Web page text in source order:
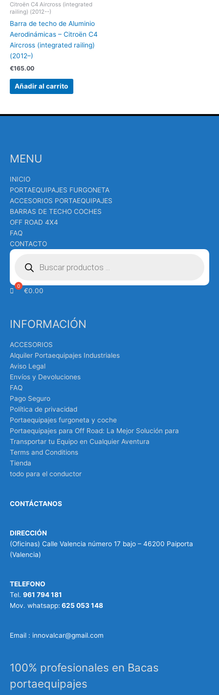
Citroën C4 Aircross (integrated
railing) (2012--)
Barra de techo de Aluminio
Aerodinámicas – Citroën C4
Aircross (integrated railing)
(2012–)
€165.00
Añadir al carrito
MENU
INICIO
PORTAEQUIPAJES FURGONETA
ACCESORIOS PORTAEQUIPAJES
BARRAS DE TECHO COCHES
OFF ROAD 4X4
FAQ
CONTACTO
Búsqueda
productos
€0.00
INFORMACIÓN
ACCESORIOS
Alquiler Portaequipajes Industriales
Aviso Legal
Envíos y Devoluciones
FAQ
Pago Seguro
Política de privacidad
Portaequipajes furgoneta y coche
Portaequipajes para Off Road: La Mejor Solución para
Transportar tu Equipo en Cualquier Aventura
Terms and Conditions
Tienda
todo para el conductor
CONTÁCTANOS
DIRECCIÓN
(Oficinas) Calle Valencia número 17 bajo – 46200 Paiporta
(Valencia)
TELEFONO
Tel. 961 794 181
Mov. whatsapp: 625 053 148
Email : innovalcar@gmail.com
100% profesionales en Bacas
portaequipajes